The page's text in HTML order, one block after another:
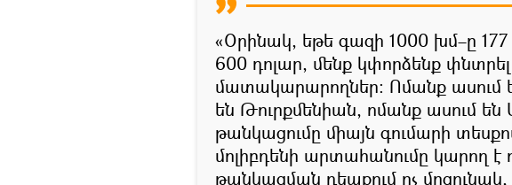
«Օրինակ, եթե գազի 1000 խմ–ը
600 դոլար, մենք կփորձենք
մատակարարողներ։ Ոմանք ասում
են Թուրքմենիան, ոմանք ասում են
թանկացումը միայն գումարի
մոլիբդենի արտահանումը կարող
թանկացման դեպքում ոչ